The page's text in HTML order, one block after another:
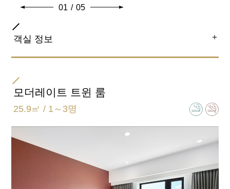
01 / 05
객실 정보 ＋
더블
154cm×203cm
세퍼레이트 (욕실, 화장실 별도)
모더레이트 트윈 룸
25.9㎡ / 1～3명